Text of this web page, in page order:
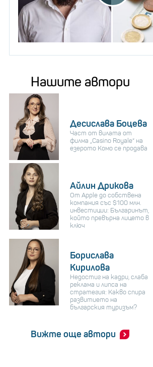
Нашите автори
Десислава Боцева
Част от вилата от
филма „Casino Royale“ на
езерото Комо се продава
Айлин Дрикова
От Apple до собствена
компания със $100 млн.
инвестиции: Българинът,
който превърна лицето в
ключ
Борислава
Кирилова
Недостиг на кадри, слаба
реклама и липса на
стратегия: Какво спира
развитието на
българския туризъм?
Вижте още автори